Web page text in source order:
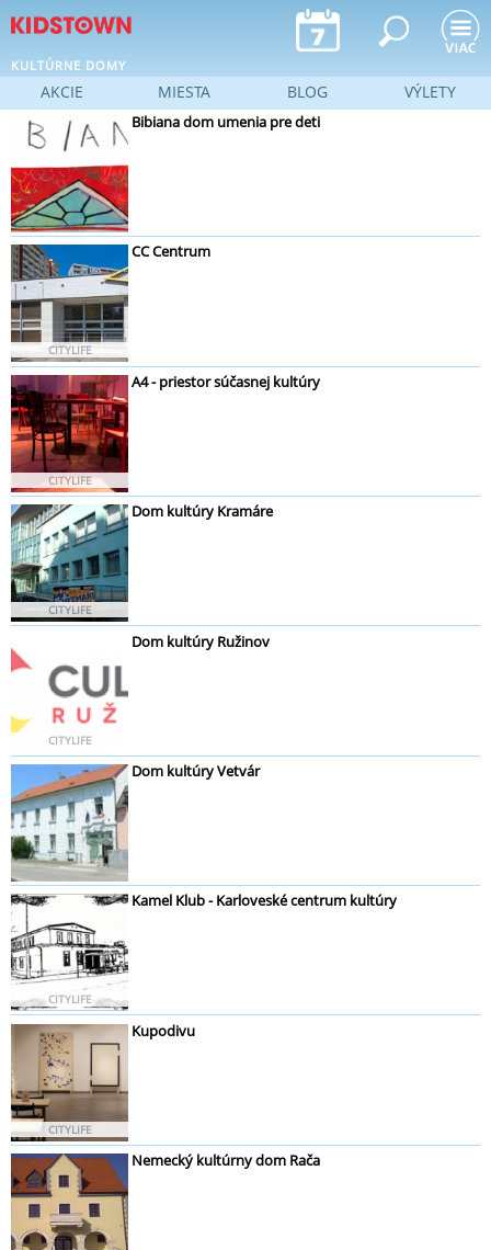
Jump to navigation
KULTÚRNE DOMY
Bibiana dom umenia pre deti
CITYLIFE
CC Centrum
CITYLIFE
A4 - priestor súčasnej kultúry
CITYLIFE
Dom kultúry Kramáre
CITYLIFE
Dom kultúry Ružinov
Dom kultúry Vetvár
CITYLIFE
Kamel Klub - Karloveské centrum kultúry
CITYLIFE
Kupodivu
Nemecký kultúrny dom Rača
AKCIE MIESTA BLOG VÝLETY